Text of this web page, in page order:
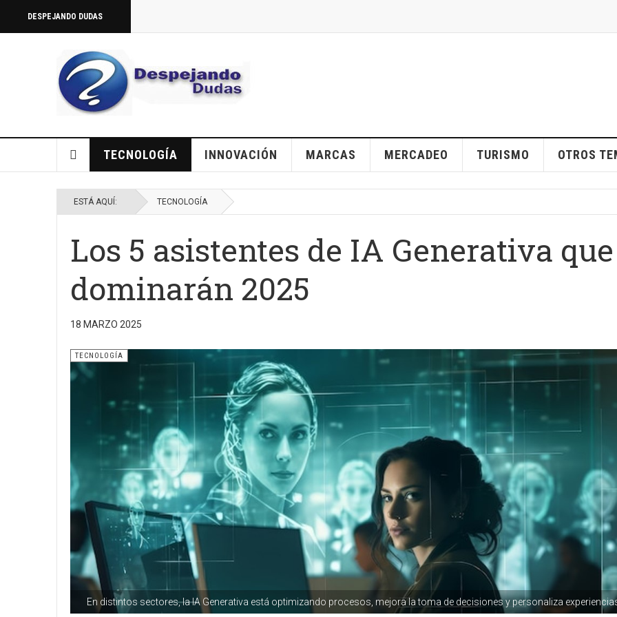
DESPEJANDO DUDAS
TECNOLOGÍA INNOVACIÓN MARCAS MERCADEO TURISMO OTROS
ESTÁ AQUÍ: TECNOLOGÍA
Los 5 asistentes de IA Generativa que
dominarán 2025
18 MARZO 2025
En distintos sectores, la IA Generativa está optimizando procesos, mejora la toma de decisiones y personaliza
TECNOLOGÍA